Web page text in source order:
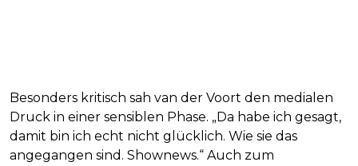
Besonders kritisch sah van der Voort den medialen
Druck in einer sensiblen Phase. „Da habe ich gesagt,
damit bin ich echt nicht glücklich. Wie sie das
angegangen sind. Shownews.“ Auch zum